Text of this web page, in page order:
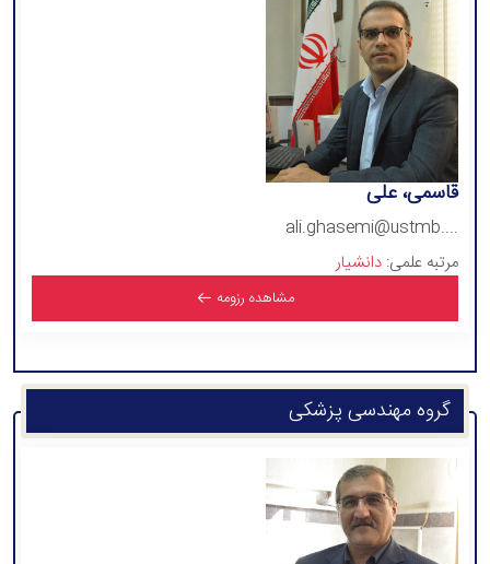
قاسمی، علی
ali.ghasemi@ustmb....
مرتبه علمی: دانشیار
مشاهده رزومه
گروه مهندسی پزشکی